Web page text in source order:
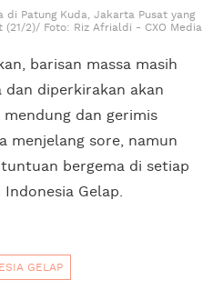
di Patung Kuda, Jakarta Pusat yang
2)/ Foto: Riz Afrialdi - CXO Media
barisan massa masih
dan diperkirakan akan
dan gerimis
menjelang sore, namun
bergema di setiap
Gelap.
GELAP